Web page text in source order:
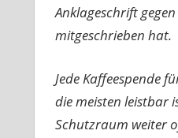
Anklageschrift
mitgeschrieben hat.
Jede Kaffeespende
die meisten leistbar
Schutzraum weiter